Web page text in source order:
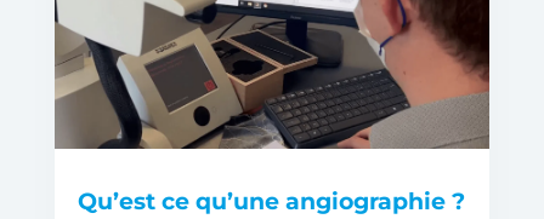
Qu’est ce qu’une angiographie ?